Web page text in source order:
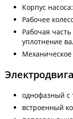
Корпус
Рабочее
Рабочая
уплотнение
однофазный с
встроенный